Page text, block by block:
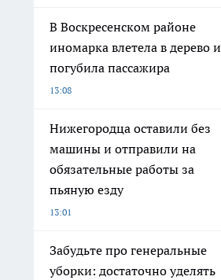
В Воскресенском районе
иномарка влетела в дерево и
погубила пассажира
13:08
Нижегородца оставили без
машины и отправили на
обязательные работы за
пьяную езду
13:01
Забудьте про генеральные
уборки: достаточно уделять